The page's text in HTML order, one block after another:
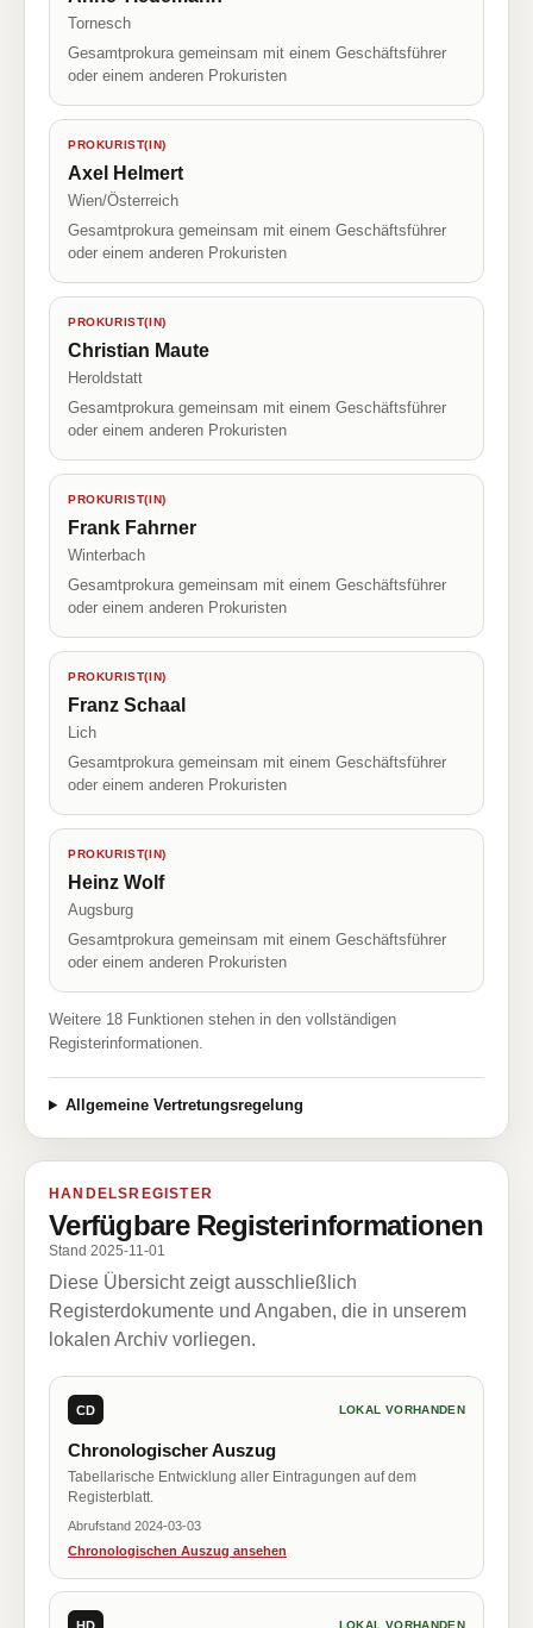
Tornesch
Gesamtprokura gemeinsam mit einem Geschäftsführer
oder einem anderen Prokuristen
PROKURIST(IN)
Axel Helmert
Wien/Österreich
Gesamtprokura gemeinsam mit einem Geschäftsführer
oder einem anderen Prokuristen
PROKURIST(IN)
Christian Maute
Heroldstatt
Gesamtprokura gemeinsam mit einem Geschäftsführer
oder einem anderen Prokuristen
PROKURIST(IN)
Frank Fahrner
Winterbach
Gesamtprokura gemeinsam mit einem Geschäftsführer
oder einem anderen Prokuristen
PROKURIST(IN)
Franz Schaal
Lich
Gesamtprokura gemeinsam mit einem Geschäftsführer
oder einem anderen Prokuristen
PROKURIST(IN)
Heinz Wolf
Augsburg
Gesamtprokura gemeinsam mit einem Geschäftsführer
oder einem anderen Prokuristen
Weitere 18 Funktionen stehen in den vollständigen
Registerinformationen.
Allgemeine Vertretungsregelung
HANDELSREGISTER
Verfügbare Registerinformationen
Stand 2025-11-01
Diese Übersicht zeigt ausschließlich
Registerdokumente und Angaben, die in unserem
lokalen Archiv vorliegen.
CD LOKAL VORHANDEN
Chronologischer Auszug
Tabellarische Entwicklung aller Eintragungen auf dem
Registerblatt.
Abrufstand 2024-03-03
Chronologischen Auszug ansehen
HD LOKAL VORHANDEN